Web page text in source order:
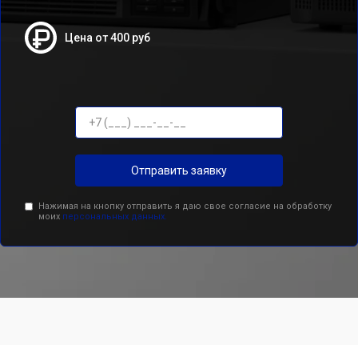
Цена от 400 руб
Отправить заявку
Нажимая на кнопку отправить я даю свое согласие на обработку
моих персональных данных.